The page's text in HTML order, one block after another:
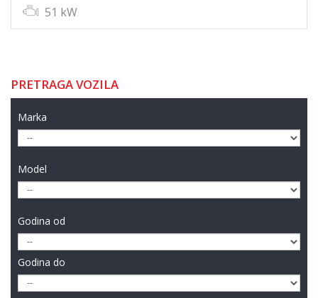
51 kW
PRETRAGA VOZILA
Marka
Model
Godina od
Godina do